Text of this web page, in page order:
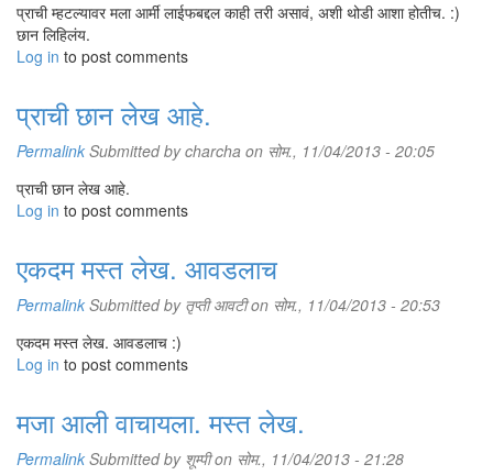
प्राची म्हटल्यावर मला आर्मी लाईफबद्दल काही तरी असावं, अशी थोडी आशा होतीच. :)
छान लिहिलंय.
Log in to post comments
प्राची छान लेख आहे.
Permalink Submitted bycharcha on सोम., 11/04/2013 - 20:05
प्राची छान लेख आहे.
Log in to post comments
एकदम मस्त लेख. आवडलाच
Permalink Submitted by तृप्ती आवटीon सोम., 11/04/2013 - 20:53
एकदम मस्त लेख. आवडलाच :)
Log in to post comments
मजा आली वाचायला. मस्त लेख.
Permalink Submitted by शूम्पीon सोम., 11/04/2013 - 21:28